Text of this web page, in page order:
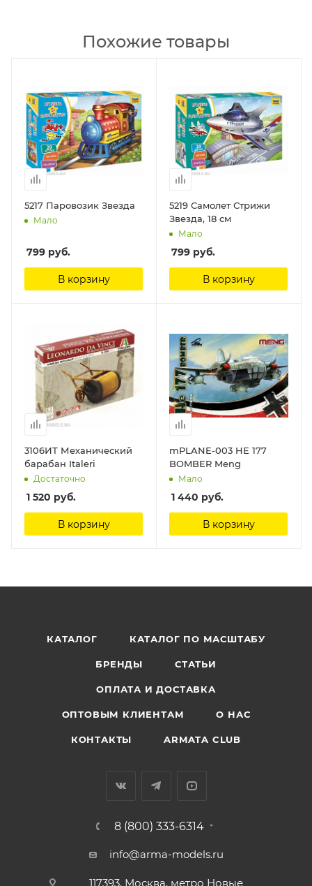
Похожие товары
5217 Паровозик Звезда
Мало
799 руб.
В корзину
5219 Самолет Стрижи
Звезда, 18 см
Мало
799 руб.
В корзину
3106ИТ Механический
барабан Italeri
Достаточно
1 520 руб.
В корзину
mPLANE-003 HE 177
BOMBER Meng
Мало
1 440 руб.
В корзину
КАТАЛОГ КАТАЛОГ ПО МАСШТАБУ
БРЕНДЫ СТАТЬИ
ОПЛАТА И ДОСТАВКА
ОПТОВЫМ КЛИЕНТАМ О НАС
КОНТАКТЫ ARMATA CLUB
8 (800) 333-6314
info@arma-models.ru
117393, Москва, метро Новые